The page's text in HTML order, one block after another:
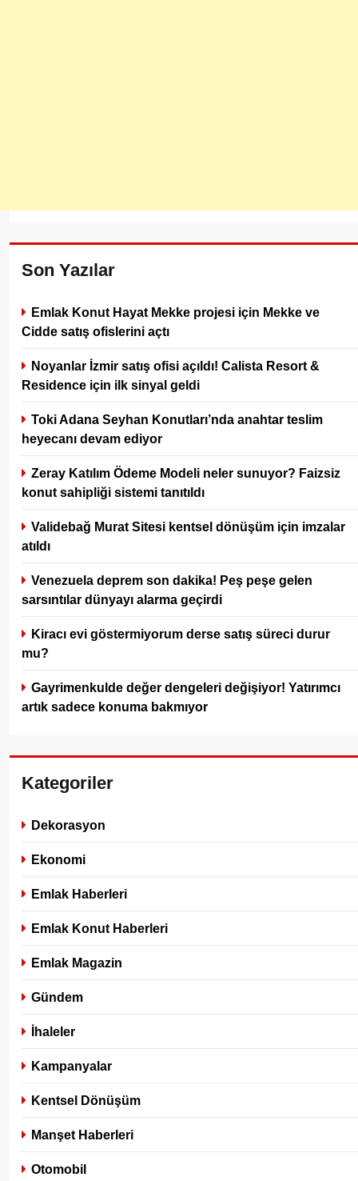
Son Yazılar
Emlak Konut Hayat Mekke projesi için Mekke ve
Cidde satış ofislerini açtı
Noyanlar İzmir satış ofisi açıldı! Calista Resort &
Residence için ilk sinyal geldi
Toki Adana Seyhan Konutları’nda anahtar teslim
heyecanı devam ediyor
Zeray Katılım Ödeme Modeli neler sunuyor? Faizsiz
konut sahipliği sistemi tanıtıldı
Validebağ Murat Sitesi kentsel dönüşüm için imzalar
atıldı
Venezuela deprem son dakika! Peş peşe gelen
sarsıntılar dünyayı alarma geçirdi
Kiracı evi göstermiyorum derse satış süreci durur
mu?
Gayrimenkulde değer dengeleri değişiyor! Yatırımcı
artık sadece konuma bakmıyor
Kategoriler
Dekorasyon
Ekonomi
Emlak Haberleri
Emlak Konut Haberleri
Emlak Magazin
Gündem
İhaleler
Kampanyalar
Kentsel Dönüşüm
Manşet Haberleri
Otomobil